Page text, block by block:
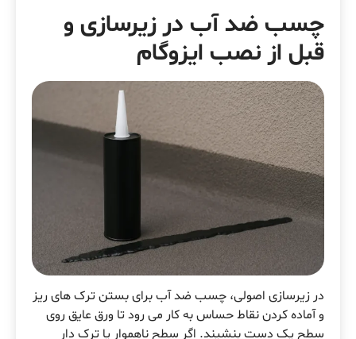
چسب ضد آب در زیرسازی و
قبل از نصب ایزوگام
در زیرسازی اصولی، چسب ضد آب برای بستن ترک های ریز
و آماده کردن نقاط حساس به کار می رود تا ورق عایق روی
سطح یک دست بنشیند. اگر سطح ناهموار یا ترک دار